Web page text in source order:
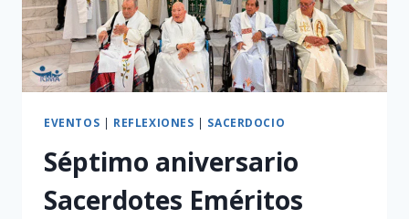
EVENTOS | REFLEXIONES | SACERDOCIO
Séptimo aniversario
Sacerdotes Eméritos